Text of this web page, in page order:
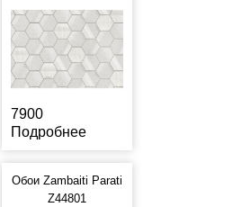
7900
Подробнее
Обои Zambaiti Parati
Z44801